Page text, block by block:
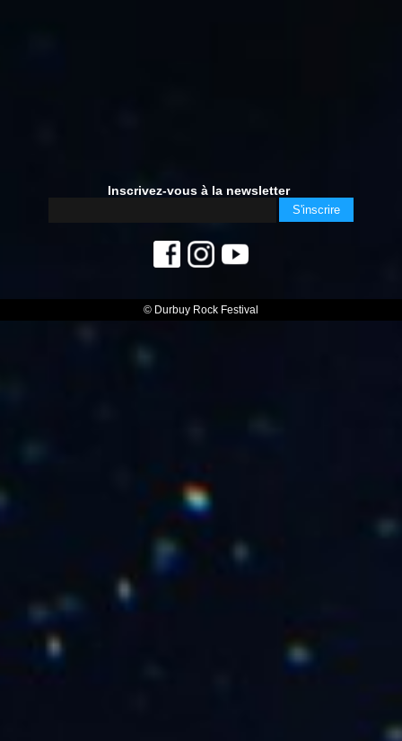
Inscrivez-vous à la newsletter
© Durbuy Rock Festival